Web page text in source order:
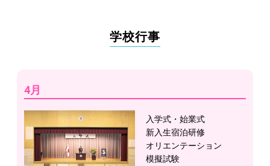
学校行事
4月
入学式・始業式
新入生宿泊研修
オリエンテーション
模擬試験